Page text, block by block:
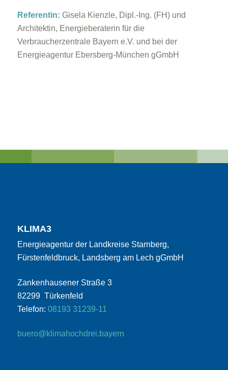
Referentin: Gisela Kienzle, Dipl.-Ing. (FH) und
Architektin, Energieberaterin für die
Verbraucherzentrale Bayern e.V. und bei der
Energieagentur Ebersberg-München gGmbH
KLIMA3
Energieagentur der Landkreise Starnberg,
Fürstenfeldbruck, Landsberg am Lech gGmbH
Zankenhausener Straße 3
82299 Türkenfeld
Telefon: 08193 31239-11
buero@klimahochdrei.bayern